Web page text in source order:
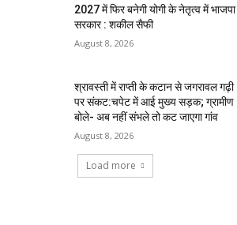
2027 में फिर बनेगी योगी के नेतृत्व में भाजपा
सरकार : शकील सैफी
August 8, 2026
श्रावस्ती में राप्ती के कटान से जगरावल गढ़ी
पर संकट:चपेट में आई मुख्य सड़क; ग्रामीण
बोले- अब नहीं संभले तो कट जाएगा गांव
August 8, 2026
Load more